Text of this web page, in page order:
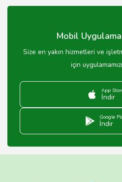
Mobil
Size en yakın hizmetleri ve
için
App
İndir
Google
İndir